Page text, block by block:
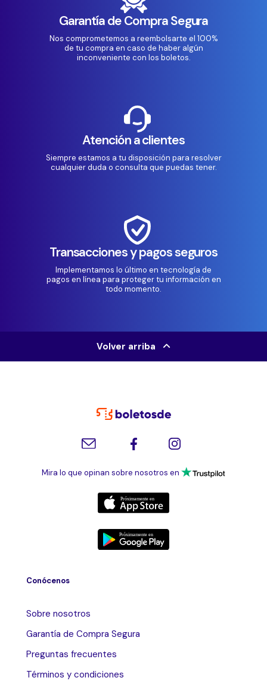
Garantía de Compra Segura
Nos comprometemos a reembolsarte el 100%
de tu compra en caso de haber algún
inconveniente con los boletos.
Atención a clientes
Siempre estamos a tu disposición para resolver
cualquier duda o consulta que puedas tener.
Transacciones y pagos seguros
Implementamos lo último en tecnología de
pagos en línea para proteger tu información en
todo momento.
Volver arriba
Mira lo que opinan sobre nosotros en
Conócenos
Sobre nosotros
Garantía de Compra Segura
Preguntas frecuentes
Términos y condiciones